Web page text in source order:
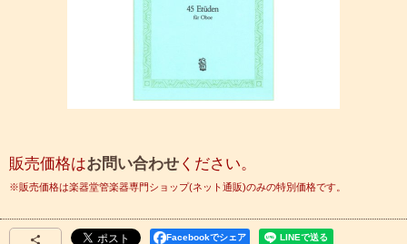
販売価格はお問い合わせ ください。
Facebookでシェア